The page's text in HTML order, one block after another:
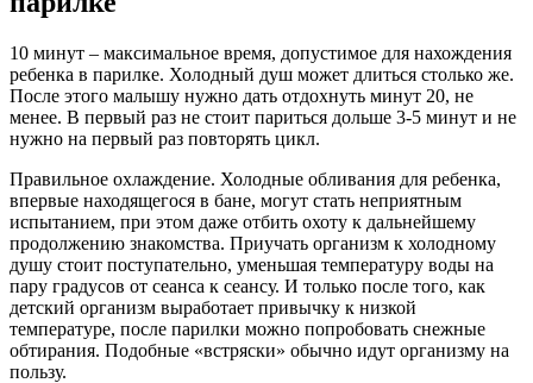
10 минут – максимальное время, допустимое для нахождения
ребенка в парилке. Холодный душ может длиться столько же.
После этого малышу нужно дать отдохнуть минут 20, не
менее. В первый раз не стоит париться дольше 3-5 минут и не
нужно на первый раз повторять цикл.
Правильное охлаждение. Холодные обливания для ребенка,
впервые находящегося в бане, могут стать неприятным
испытанием, при этом даже отбить охоту к дальнейшему
продолжению знакомства. Приучать организм к холодному
душу стоит поступательно, уменьшая температуру воды на
пару градусов от сеанса к сеансу. И только после того, как
детский организм выработает привычку к низкой
температуре, после парилки можно попробовать снежные
обтирания. Подобные «встряски» обычно идут организму на
пользу.